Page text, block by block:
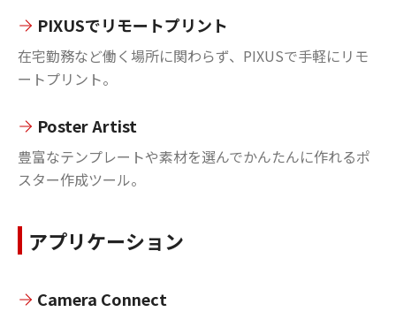
PIXUSでリモートプリント
在宅勤務など働く場所に関わらず、PIXUSで手軽にリモ
ートプリント。
Poster Artist
豊富なテンプレートや素材を選んでかんたんに作れるポ
スター作成ツール。
アプリケーション
Camera Connect